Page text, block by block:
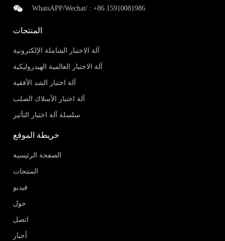
WhatsAPP/Wechat/ :+86 15910081986
المنتجات
آلة الاختبار الشاملة الإلكترونية
آلة الاختبار العالمية الهيدروليكية
آلة اختبار الشد الأفقية
آلة اختبار الأسلاك الصلب
سلسلة آلة اختبار التأثير
خريطة الموقع
الصفحة الرئيسية
المنتجات
فيديو
حول
اتصل
أخبار